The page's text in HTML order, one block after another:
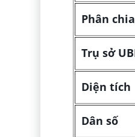
Phân
Trụ sở
Diện tích
Dân số